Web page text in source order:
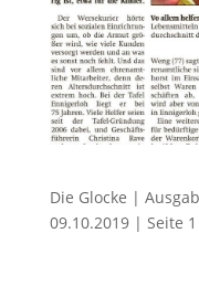
Die Glocke |
09.10.2019 | Seite 1